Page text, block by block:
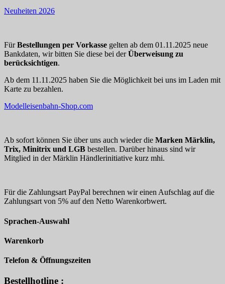
Neuheiten 2026
FürBestellungen per Vorkasse gelten ab dem 01.11.2025 neue
Bankdaten, wir bitten Sie diese bei derÜberweisung zu
berücksichtigen.
Ab dem 11.11.2025 haben Sie die Möglichkeit bei uns im Laden mit
Karte zu bezahlen.
Modelleisenbahn-Shop.com
Ab sofort können Sie über uns auch wieder die Marken Märklin,
Trix, Minitrix und LGB bestellen. Darüber hinaus sind wir
Mitglied in der Märklin Händlerinitiative kurz mhi.
Für die Zahlungsart PayPal berechnen wir einen Aufschlag auf die
Zahlungsart von 5% auf den Netto Warenkorbwert.
Sprachen-Auswahl
Warenkorb
Telefon & Öffnungszeiten
Bestellhotline :